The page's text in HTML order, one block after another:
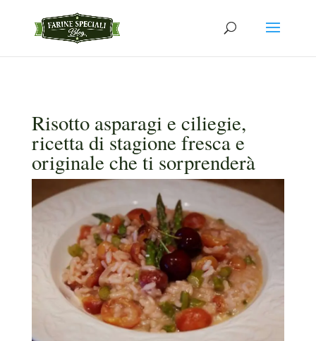
Risotto asparagi e ciliegie,
ricetta di stagione fresca e
originale che ti sorprenderà